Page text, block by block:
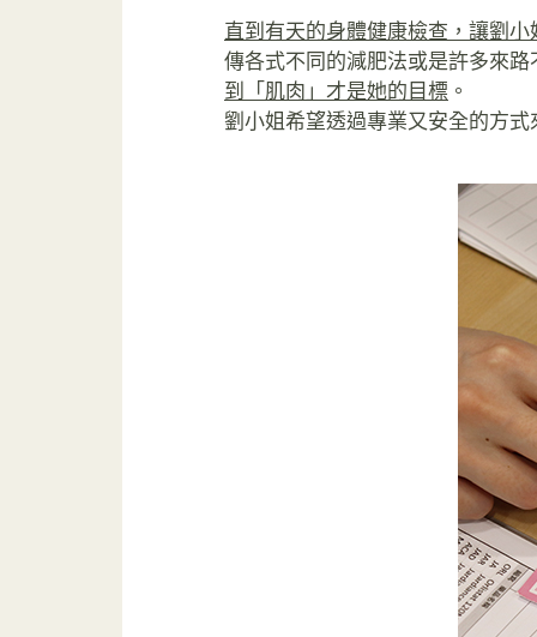
直到有天的身體健康檢查，讓劉
傳各式不同的減肥法或是許多來
到「肌肉」才是她的目標 。
劉小姐希望透過專業又安全的方